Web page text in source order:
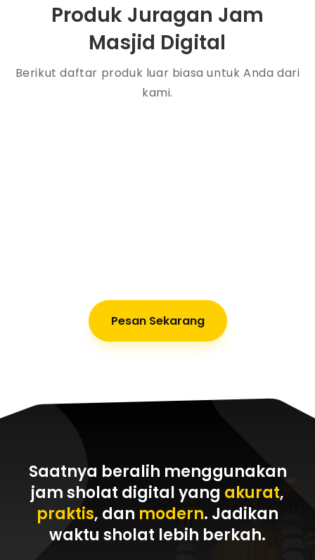
Produk Juragan Jam
Masjid Digital
Berikut daftar produk luar biasa untuk Anda dari
kami.
Pesan Sekarang
Saatnya beralih menggunakan
jam sholat digital yang akurat,
praktis, dan modern. Jadikan
waktu sholat lebih berkah.